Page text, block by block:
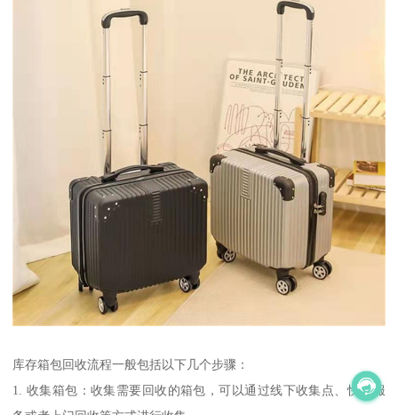
库存箱包回收流程一般包括以下几个步骤：
1. 收集箱包：收集需要回收的箱包，可以通过线下收集点、快递服